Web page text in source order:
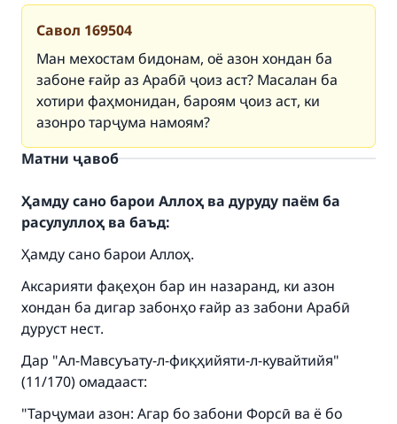
Савол 169504
Ман мехостам бидонам, оё азон хондан ба
забоне ғайр аз Арабӣ ҷоиз аст? Масалан ба
хотири фаҳмонидан, бароям ҷоиз аст, ки
азонро тарҷума намоям?
Матни ҷавоб
Ҳамду сано барои Аллоҳ ва дуруду паём ба
расулуллоҳ ва баъд:
Ҳамду сано барои Аллоҳ.
Аксарияти фақеҳон бар ин назаранд, ки азон
хондан ба дигар забонҳо ғайр аз забони Арабӣ
дуруст нест.
Дар "Ал-Мавсуъату-л-фиқҳийяти-л-кувайтийя"
(11/170) омадааст:
"Тарҷумаи азон: Агар бо забони Форсӣ ва ё бо